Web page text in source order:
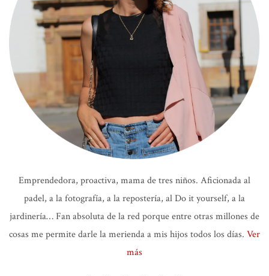
Emprendedora, proactiva, mama de tres niños. Aficionada al
padel, a la fotografía, a la repostería, al Do it yourself, a la
jardinería… Fan absoluta de la red porque entre otras millones de
cosas me permite darle la merienda a mis hijos todos los días. Ver
más